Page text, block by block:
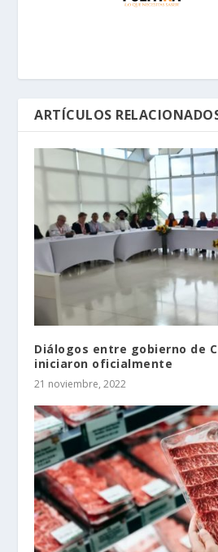
ARTÍCULOS
Diálogos entre gobierno de
iniciaron oficialmente
21 noviembre, 2022